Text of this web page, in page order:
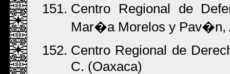
Centro Regional de
Mar�a Morelos y Pav�n,
Centro Regional de
C. (Oaxaca)